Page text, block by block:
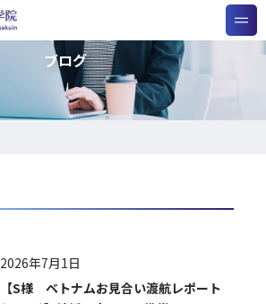
ブログ
2026年7月1日
【S様 ベトナムお見合い渡航レポート